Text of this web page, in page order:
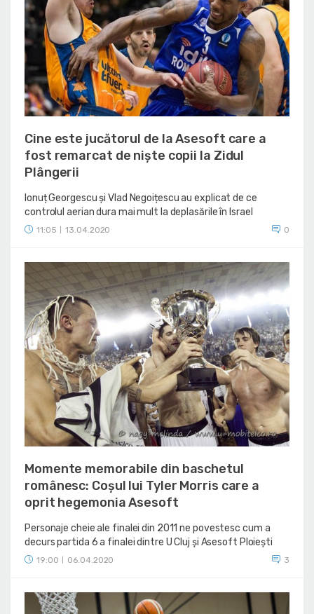
Cine este jucătorul de la Asesoft care a
fost remarcat de niște copii la Zidul
Plângerii
Ionuț Georgescu și Vlad Negoițescu au explicat de ce
controlul aerian dura mai mult la deplasările în Israel
11:05 13.04.2020 0
Momente memorabile din baschetul
românesc: Coșul lui Tyler Morris care a
oprit hegemonia Asesoft
Personaje cheie ale finalei din 2011 ne povestesc cum a
decurs partida 6 a finalei dintre U Cluj și Asesoft Ploiești
19:00 06.04.2020 3